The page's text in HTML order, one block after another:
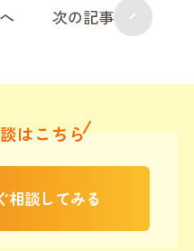
次の記事
はこちら
相談してみる